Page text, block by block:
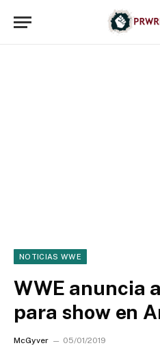
NOTICIAS WWE
WWE anuncia
para show en
McGyver 05/01/2019